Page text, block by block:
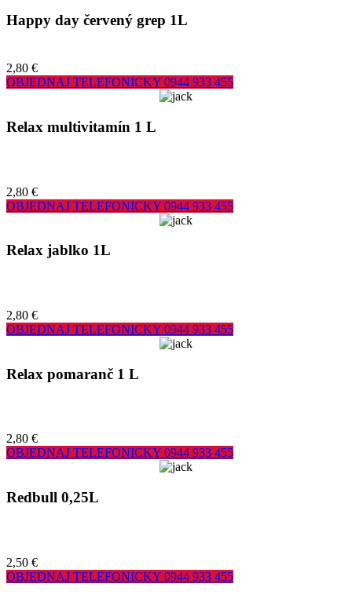
Happy day červený grep 1L
2,80 €
OBJEDNAJ TELEFONICKY 0944 933 455
Relax multivitamín 1 L
2,80 €
OBJEDNAJ TELEFONICKY 0944 933 455
Relax jablko 1L
2,80 €
OBJEDNAJ TELEFONICKY 0944 933 455
Relax pomaranč 1 L
2,80 €
OBJEDNAJ TELEFONICKY 0944 933 455
Redbull 0,25L
2,50 €
OBJEDNAJ TELEFONICKY 0944 933 455